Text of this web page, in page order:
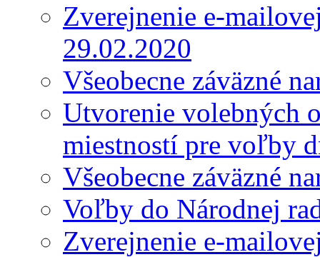
Zverejnenie e-
29.02.2020
Všeobecne záväzné
Utvorenie volebných
miestností pre voľby
Všeobecne záväzné
Voľby do Národnej
Zverejnenie e-